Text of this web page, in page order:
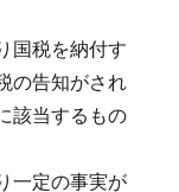
国税を納付す
の告知がされ
該当するもの
一定の事実が